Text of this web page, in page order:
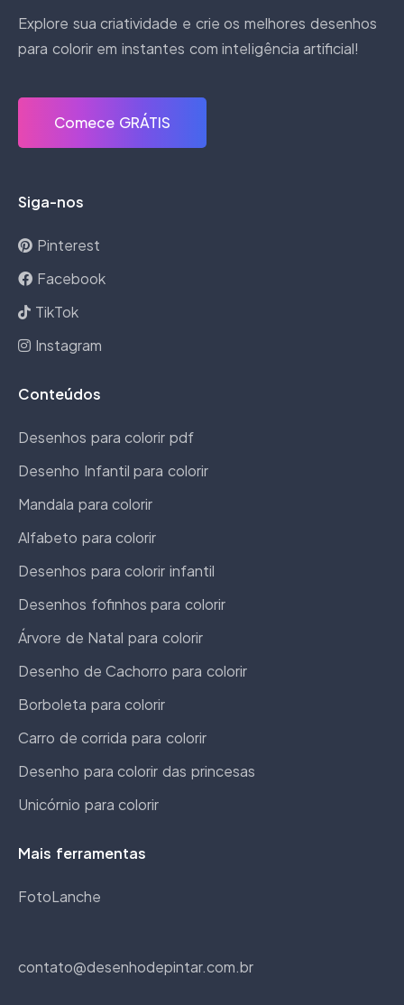
Explore sua criatividade e crie os melhores desenhos
para colorir em instantes com inteligência artificial!
Comece GRÁTIS
Siga-nos
Pinterest
Facebook
TikTok
Instagram
Conteúdos
Desenhos para colorir pdf
Desenho Infantil para colorir
Mandala para colorir
Alfabeto para colorir
Desenhos para colorir infantil
Desenhos fofinhos para colorir
Árvore de Natal para colorir
Desenho de Cachorro para colorir
Borboleta para colorir
Carro de corrida para colorir
Desenho para colorir das princesas
Unicórnio para colorir
Mais ferramentas
FotoLanche
contato@desenhodepintar.com.br